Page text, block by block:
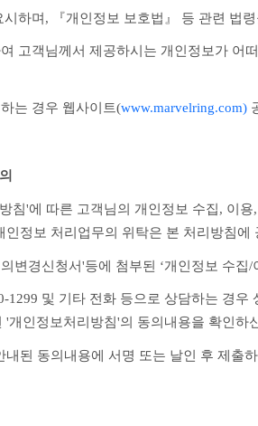
하며, 『개인정보 보호법』 등 관련 법
고객님께서 제공하시는 개인정보가 어
는 경우 웹사이트(www.marvelring.com)
정보 처리업무의 위탁은 본 처리방침
변경신청서'등에 첨부된 ‘개인정보 수
1299 및 기타 전화 등으로 상담하는 경
'개인정보처리방침'의 동의내용을 확인하
된 동의내용에 서명 또는 날인 후 제출